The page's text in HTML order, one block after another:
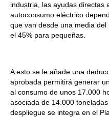
industria, las ayudas directas
autoconsumo eléctrico
que van desde una media
el 45% para pequeñas.
A esto se le añade una
aprobada permitirá generar
al consumo de unos 17.000
asociada de 14.000
despliegue se integra en el